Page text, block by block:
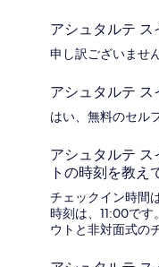
アシュタルテ
申し訳ございませ
アシュタルテ
はい、無料のセル
アシュタルテ
トの時刻を教え
チェックイン時間
時刻は、11:00で
ウトと非対面式の